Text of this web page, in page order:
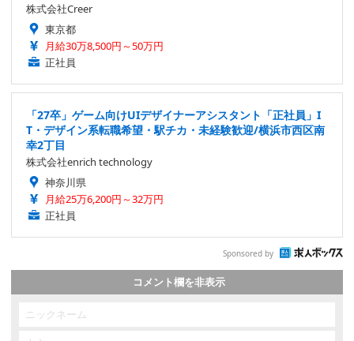
株式会社Creer
東京都
月給30万8,500円～50万円
正社員
「27卒」ゲーム向けUIデザイナーアシスタント「正社員」I
T・デザイン系転職希望・駅チカ・未経験歓迎/横浜市西区南
幸2丁目
株式会社enrich technology
神奈川県
月給25万6,200円～32万円
正社員
Sponsored by
コメント欄を非表示